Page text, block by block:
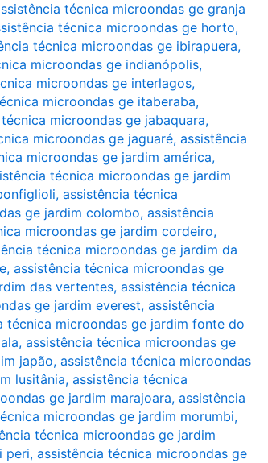
técnica microondas ge granja
técnica microondas ge horto,
técnica microondas ge ibirapuera,
microondas ge indianópolis,
microondas ge interlagos,
microondas ge itaberaba,
microondas ge jabaquara,
microondas ge jaguaré, assistência
microondas ge jardim américa,
técnica microondas ge jardim
, assistência técnica
ge jardim colombo, assistência
microondas ge jardim cordeiro,
técnica microondas ge jardim da
, assistência técnica microondas ge
das vertentes, assistência técnica
ge jardim everest, assistência
técnica microondas ge jardim fonte do
, assistência técnica microondas ge
japão, assistência técnica microondas
lusitânia, assistência técnica
ge jardim marajoara, assistência
microondas ge jardim morumbi,
técnica microondas ge jardim
peri, assistência técnica microondas ge